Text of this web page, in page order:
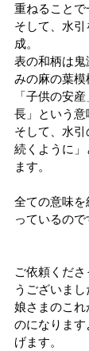
重ねることで
そして、水
成。
表の和柄は
みの麻の葉
「子供の安
長」という意
そして、水
続くように
ます。
全ての意味
っているので
ご依頼くだ
うございまし
娘さまのこ
のになりま
げます。